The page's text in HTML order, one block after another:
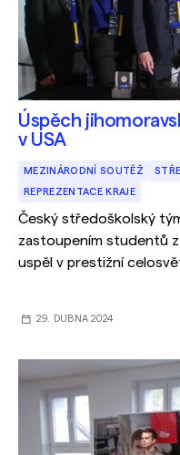
Úspěch
v USA
MEZINÁRODNÍ SOUTĚŽ
REPREZENTACE KRAJE
Český středoškolský
zastoupením studentů
uspěl v prestižní
29. DUBNA 2024